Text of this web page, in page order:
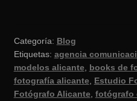
Categoría: Blog
Etiquetas: agencia
modelos alicante, books de
fotografía alicante, Estudio
Fotógrafo Alicante, fotógrafo